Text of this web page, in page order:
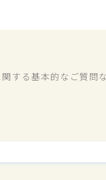
する基本的なご質問